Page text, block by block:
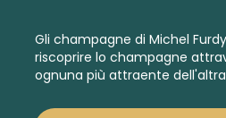
Gli champagne di Michel
riscoprire lo champagne
ognuna più attraente